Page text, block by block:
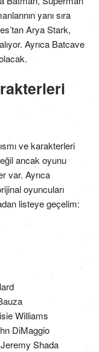
yanı sıra
Arya Stark,
Ayrıca Batcave
ve karakterleri
ancak oyunu
var. Ayrıca
oyuncuları
listeye geçelim:
Williams
DiMaggio
Shada